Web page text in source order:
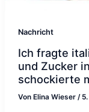
Nachricht
Ich fragte
und Zucker
schockierte
Von Elina Wieser /